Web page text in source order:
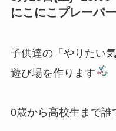
にこにこプレーパ
子供達の「やりたい
遊び場を作ります
0歳から高校生まで誰